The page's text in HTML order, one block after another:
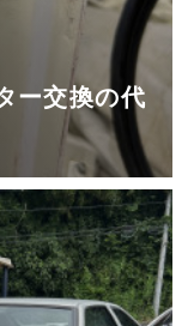
ー交換の代